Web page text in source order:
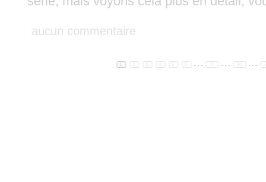
aucun commentaire
1 ... ... ...